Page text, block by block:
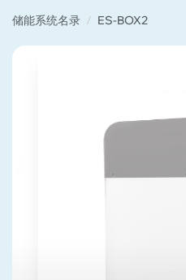
储能系统名录 ES-BOX2